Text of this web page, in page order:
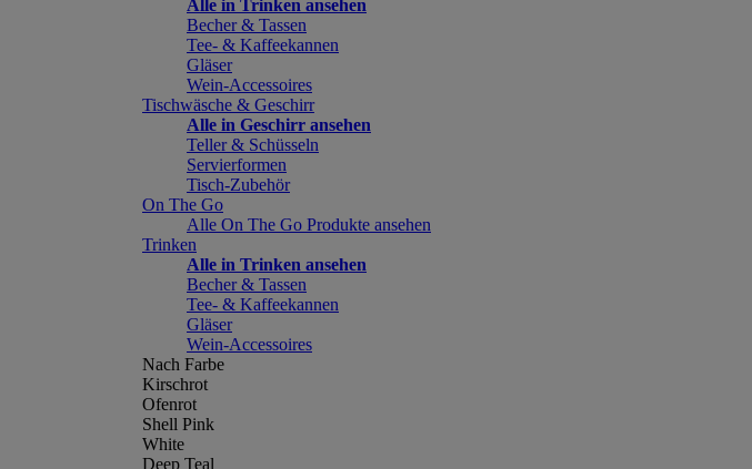
Alle in Trinken ansehen
Becher & Tassen
Tee- & Kaffeekannen
Gläser
Wein-Accessoires
Tischwäsche & Geschirr
Alle in Geschirr ansehen
Teller & Schüsseln
Servierformen
Tisch-Zubehör
On The Go
Alle On The Go Produkte ansehen
Trinken
Alle in Trinken ansehen
Becher & Tassen
Tee- & Kaffeekannen
Gläser
Wein-Accessoires
Nach Farbe
Kirschrot
Ofenrot
Shell Pink
White
Deep Teal